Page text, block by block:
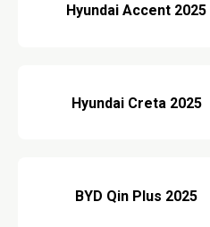
Hyundai Accent 2025
Hyundai Creta 2025
BYD Qin Plus 2025